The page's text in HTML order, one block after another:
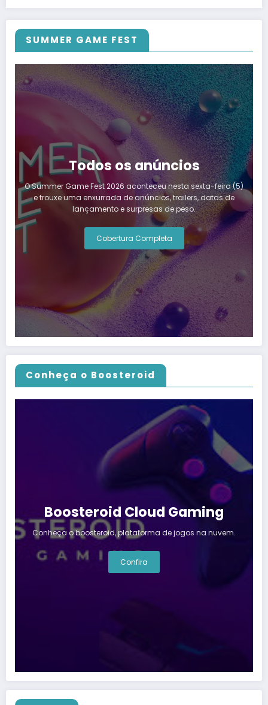
SUMMER GAME FEST
Todos os anúncios
O Summer Game Fest 2026 aconteceu nesta sexta-feira (5)
e trouxe uma enxurrada de anúncios, trailers, datas de
lançamento e surpresas de peso.
Cobertura Completa
Conheça o Boosteroid
Boosteroid Cloud Gaming
Conheça o boosteroid, plataforma de jogos na nuvem.
Confira